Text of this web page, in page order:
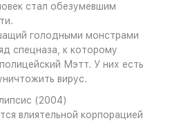
стал обезумевшим
голодными монстрами
спецназа, к которому
Мэтт. У них есть
вирус.
(2004)
влиятельной корпорацией